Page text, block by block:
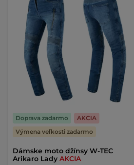
Dámske moto džínsy W-TEC
Arikaro Lady AKCIA
Doprava zadarmo
AKCIA
Výmena veľkosti zadarmo